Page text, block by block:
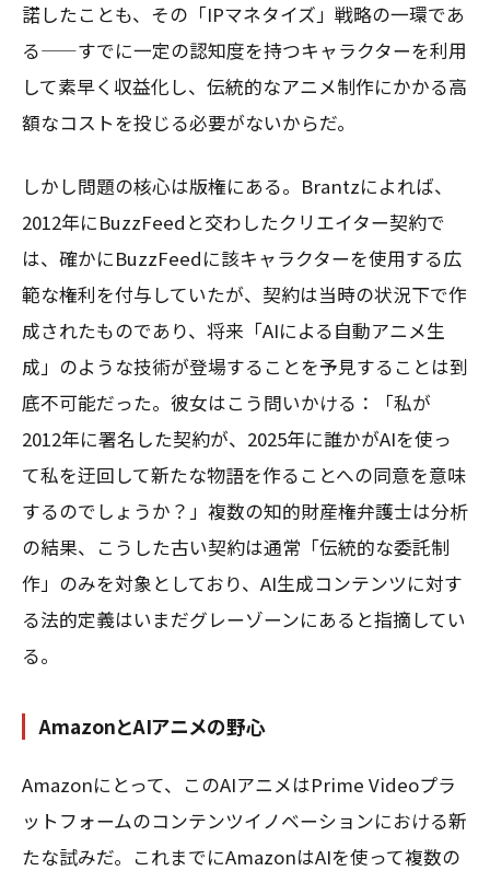
諾したことも、その「IPマネタイズ」戦略の一環であ
る——すでに一定の認知度を持つキャラクターを利用
して素早く収益化し、伝統的なアニメ制作にかかる高
額なコストを投じる必要がないからだ。
しかし問題の核心は版権にある。Brantzによれば、
2012年にBuzzFeedと交わしたクリエイター契約で
は、確かにBuzzFeedに該キャラクターを使用する広
範な権利を付与していたが、契約は当時の状況下で作
成されたものであり、将来「AIによる自動アニメ生
成」のような技術が登場することを予見することは到
底不可能だった。彼女はこう問いかける：「私が
2012年に署名した契約が、2025年に誰かがAIを使っ
て私を迂回して新たな物語を作ることへの同意を意味
するのでしょうか？」複数の知的財産権弁護士は分析
の結果、こうした古い契約は通常「伝統的な委託制
作」のみを対象としており、AI生成コンテンツに対す
る法的定義はいまだグレーゾーンにあると指摘してい
る。
AmazonとAIアニメの野心
Amazonにとって、このAIアニメはPrime Videoプラ
ットフォームのコンテンツイノベーションにおける新
たな試みだ。これまでにAmazonはAIを使って複数の